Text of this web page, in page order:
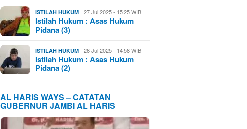
ISTILAH HUKUM 27 Jul 2025 - 15:25 WIB
Istilah Hukum : Asas Hukum
Pidana (3)
ISTILAH HUKUM 26 Jul 2025 - 14:58 WIB
Istilah Hukum : Asas Hukum
Pidana (2)
AL HARIS WAYS – CATATAN
GUBERNUR JAMBI AL HARIS